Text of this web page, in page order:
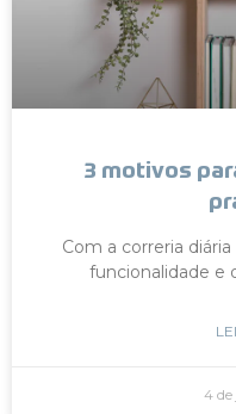
3 motivos
Com a correria
funcionalidade e
4